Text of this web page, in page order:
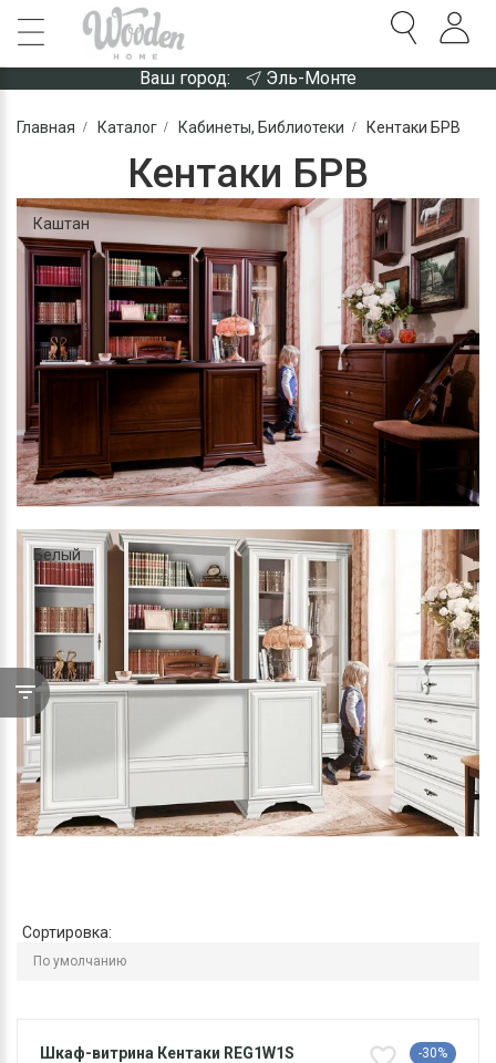
Ваш город: Эль-Монте
Главная Каталог Кабинеты, Библиотеки Кентаки БРВ
Кентаки БРВ
Каштан
Белый
Сортировка:
Шкаф-витрина Кентаки REG1W1S -30%